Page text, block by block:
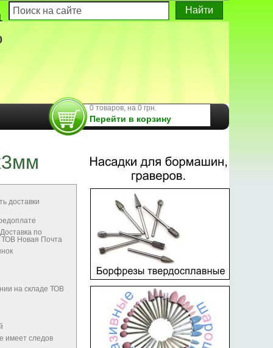
0 товаров, на 0 грн.
Перейти в корзину
доставки
Доставка по
ТОВ Новая Почта
на складе ТОВ
имеет следов